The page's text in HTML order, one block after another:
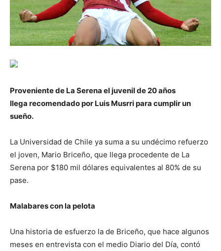
Proveniente de La Serena el juvenil de 20 años
llega recomendado por Luis Musrri para cumplir un
sueño.
La Universidad de Chile ya suma a su undécimo refuerzo
el joven, Mario Briceño, que llega procedente de La
Serena por $180 mil dólares equivalentes al 80% de su
pase.
Malabares con la pelota
Una historia de esfuerzo la de Briceño, que hace algunos
meses en entrevista con el medio Diario del Día, contó